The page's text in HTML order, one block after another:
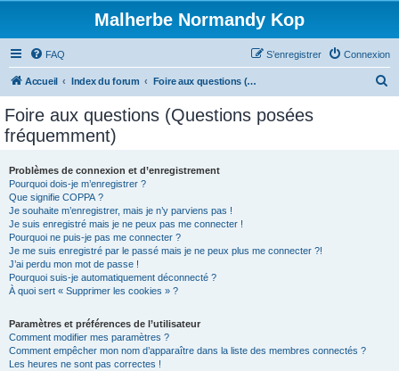
Malherbe Normandy Kop
FAQ Connexion
S’enregistrer
Accueil Index du forum Foire aux questions (Questions posées fréquemment)
Foire aux questions (Questions posées
fréquemment)
Problèmes de connexion et d’enregistrement
Pourquoi dois-je m’enregistrer ?
Que signifie COPPA ?
Je souhaite m’enregistrer, mais je n’y parviens pas !
Je suis enregistré mais je ne peux pas me connecter !
Pourquoi ne puis-je pas me connecter ?
Je me suis enregistré par le passé mais je ne peux plus me connecter ?!
J’ai perdu mon mot de passe !
Pourquoi suis-je automatiquement déconnecté ?
À quoi sert « Supprimer les cookies » ?
Paramètres et préférences de l’utilisateur
Comment modifier mes paramètres ?
Comment empêcher mon nom d’apparaître dans la liste des membres connectés ?
Les heures ne sont pas correctes !